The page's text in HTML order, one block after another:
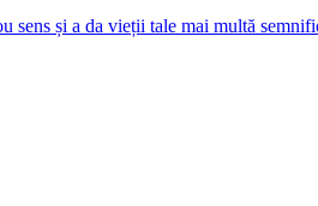
sens și a da vieții tale mai multă